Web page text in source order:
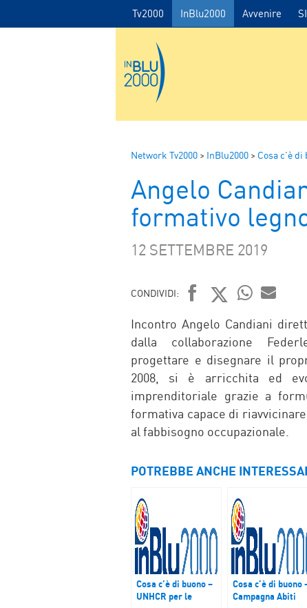
Tv2000 InBlu2000 Avvenire
Network Tv2000 > InBlu2000 > Cosa c'è di
Angelo
formativo
12 SETTEMBRE 2019
CONDIVIDI:
FACEBOOK
TWITTER
MAIL
Incontro Angelo Candiani
dalla collaborazione
progettare e disegnare il
2008, si è arricchita ed
imprenditoriale grazie a
formativa capace di
al fabbisogno occupazionale.
POTREBBE ANCHE
Cosa c’è di buono –
UNHCR per le
Cosa c’è di buono
Campagna Abiti